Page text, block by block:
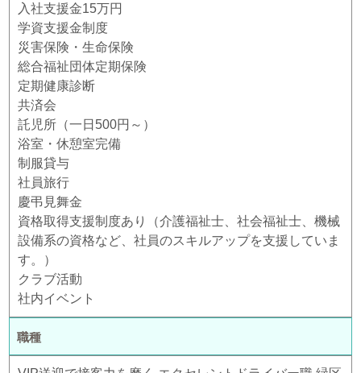
入社支援金15万円
学資支援金制度
災害保険・生命保険
総合福祉団体定期保険
定期健康診断
共済会
託児所（一日500円～）
浴室・休憩室完備
制服貸与
社員旅行
慶弔見舞金
資格取得支援制度あり（介護福祉士、社会福祉士、機械
設備系の資格など、社員のスキルアップを支援していま
す。）
クラブ活動
社内イベント
職種